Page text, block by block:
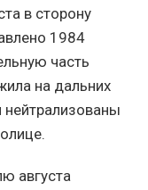
в сторону
1984
часть
на дальних
нейтрализованы
августа